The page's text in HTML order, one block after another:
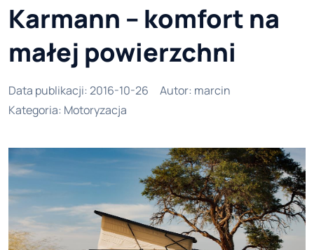
Karmann – komfort na
małej powierzchni
Data publikacji: 2016-10-26 Autor: marcin
Kategoria: Motoryzacja